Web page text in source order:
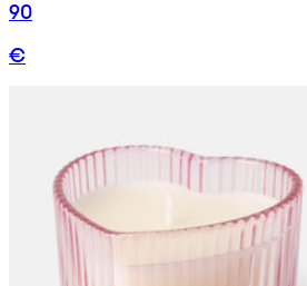
90
€